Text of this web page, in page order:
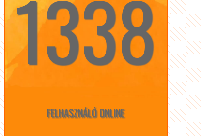
1338 ☆
FELHASZNÁLÓ ONLINE